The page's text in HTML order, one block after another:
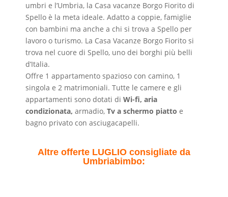
umbri e l’Umbria, la Casa vacanze Borgo Fiorito di
Spello è la meta ideale. Adatto a coppie, famiglie
con bambini ma anche a chi si trova a Spello per
lavoro o turismo. La Casa Vacanze Borgo Fiorito si
trova nel cuore di Spello, uno dei borghi più belli
d’Italia.
Offre 1 appartamento spazioso con camino, 1
singola e 2 matrimoniali. Tutte le camere e gli
appartamenti sono dotati di Wi-fi, aria
condizionata, armadio,Tv a schermo piatto e
bagno privato con asciugacapelli.
Altre offerte LUGLIO consigliate da
Umbriabimbo: